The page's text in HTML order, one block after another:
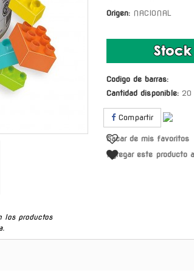
los productos
Origen: NACIONAL
Codigo de barras:
Cantidad disponible: 20
Compartir
Sacar de mis favoritos
Agregar este producto